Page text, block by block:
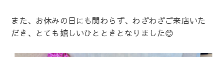
また、お休みの日にも関わらず、わざわざご来店いた
だき、とても嬉しいひとときとなりました😊